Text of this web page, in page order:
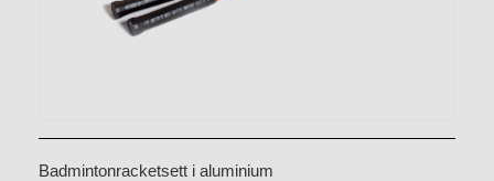
Badmintonracketsett i aluminium